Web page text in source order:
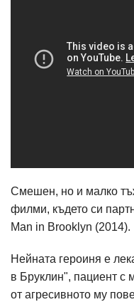
Смешен, но и малко
филми, където си
Man in Brooklyn (2014).
Нейната героиня е
в Бруклин", пациент с
от агресивното му